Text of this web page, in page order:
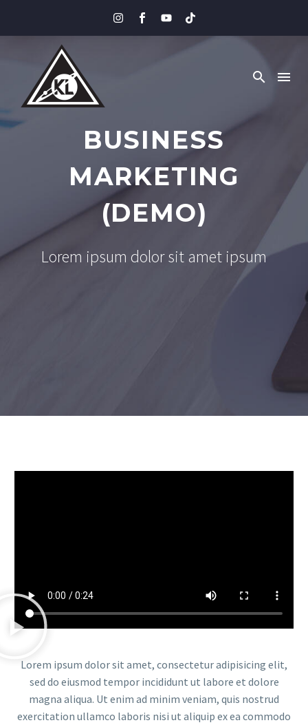
BUSINESS
MARKETING
(DEMO)
Lorem ipsum dolor sit amet ipsum
Lorem ipsum dolor sit amet, consectetur adipisicing elit,
sed do eiusmod tempor incididunt ut labore et dolore
magna aliqua. Ut enim ad minim veniam, quis nostrud
exercitation ullamco laboris nisi ut aliquip ex ea commodo